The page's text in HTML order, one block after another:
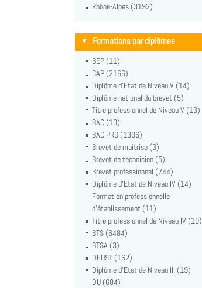
Rhône-Alpes (3192)
Formations par diplômes
BEP (11)
CAP (2166)
Diplôme d'Etat de Niveau V (14)
Diplôme national du brevet (5)
Titre professionnel de Niveau V (13)
BAC (10)
BAC PRO (1396)
Brevet de maîtrise (3)
Brevet de technicien (5)
Brevet professionnel (744)
Diplôme d'Etat de Niveau IV (14)
Formation professionnelle
d'établissement (11)
Titre professionnel de Niveau IV (19)
BTS (6484)
BTSA (3)
DEUST (162)
Diplôme d'Etat de Niveau III (19)
DU (684)